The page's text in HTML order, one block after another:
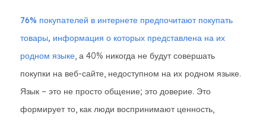
76% покупателей в интернете предпочитают покупать
товары, информация о которых представлена ​​на их
родном языке, а 40% никогда не будут совершать
покупки на веб-сайте, недоступном на их родном языке.
Язык – это не просто общение; это доверие. Это
формирует то, как люди воспринимают ценность,